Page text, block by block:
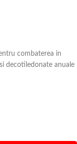
combaterea in
decotiledonate anuale